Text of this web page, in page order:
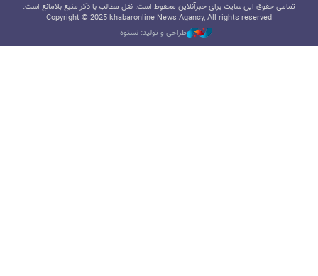
تمامی حقوق این سایت برای خبرآنلاین محفوظ است. نقل مطالب با ذکر منبع بلامانع است.
Copyright © 2025 khabaronline News Agancy, All rights reserved
طراحی و تولید: نستوه